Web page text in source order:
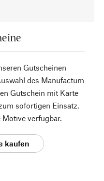
Gutscheinen
des Manufactum
Gutschein mit Karte
sofortigen Einsatz.
Motive verfügbar.
kaufen